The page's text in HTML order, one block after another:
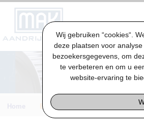
Wij gebruiken “cookies“.
deze plaatsen voor
bezoekersgegevens, om
te verbeteren en om u
website-ervaring te
VACATURES &
Engineering